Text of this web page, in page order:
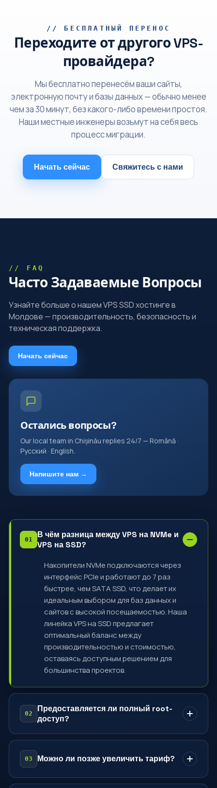
// БЕСПЛАТНЫЙ ПЕРЕНОС
Переходите от другого VPS-
провайдера?
Мы бесплатно перенесём ваши сайты,
электронную почту и базы данных — обычно менее
чем за 30 минут, без какого-либо времени простоя.
Наши местные инженеры возьмут на себя весь
процесс миграции.
Начать сейчас Свяжитесь с нами
// FAQ
Часто Задаваемые Вопросы
Узнайте больше о нашем VPS SSD хостинге в
Молдове — производительность, безопасность и
техническая поддержка.
Начать сейчас
Остались вопросы?
Our local team in Chișinău replies 24/7 — Română ·
Русский · English.
Напишите нам →
В чём разница между VPS на NVMe и
VPS на SSD?
Накопители NVMe подключаются через
интерфейс PCIe и работают до 7 раз
быстрее, чем SATA SSD, что делает их
идеальным выбором для баз данных и
сайтов с высокой посещаемостью. Наша
линейка VPS на SSD предлагает
оптимальный баланс между
производительностью и стоимостью,
оставаясь доступным решением для
большинства проектов.
Предоставляется ли полный root-
доступ?
Да — все наши VPS предоставляются с
любую совместимую операционную
стеки и настраивайте сервер именно так,
Можно ли позже увеличить тариф?
В любое время — вы можете перейти на